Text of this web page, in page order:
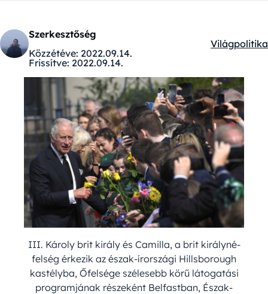
Szerkesztőség
Közzétéve: 2022.09.14.
Frissítve: 2022.09.14.
Kategóriák:
Világpolitika
III. Károly brit király és Camilla, a brit királyné-
felség érkezik az észak-írországi Hillsborough
kastélyba, Őfelsége szélesebb körű látogatási
programjának részeként Belfastban, Észak-